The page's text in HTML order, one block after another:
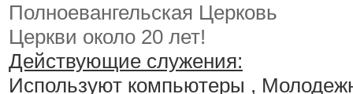
Полноевангельская Церковь
Церкви около 20 лет!
Действующие служения:
Используют компьютеры ,